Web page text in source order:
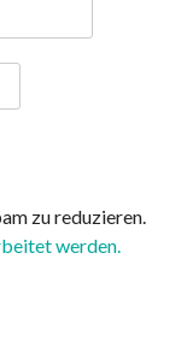
zu reduzieren.
werden.